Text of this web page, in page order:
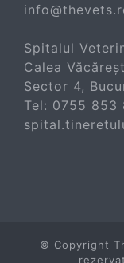
Spitalul
Calea
Sector 4,
Tel: 0755 853
© Copyright